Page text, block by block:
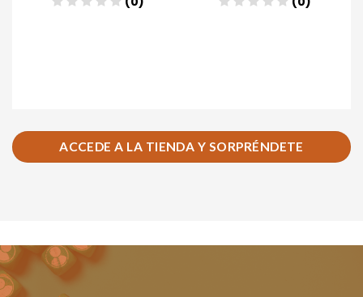
ACCEDE A LA TIENDA Y SORPRÉNDETE